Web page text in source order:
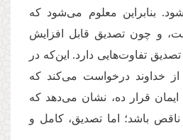
بنابراین معلوم می‌شود که
و چون تصدیق قابل افزایش
تصدیق تفاوت‌هایی دارد. این‌که در
خداوند درخواست می‌کند که
ایمان قرار ده، نشان می‌دهد که
ناقص باشد؛ اما تصدیق، کامل و